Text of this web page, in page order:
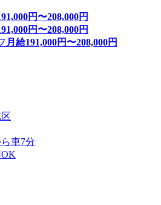
円〜208,000円
円〜208,000円
月給191,000円〜208,000円
車7分